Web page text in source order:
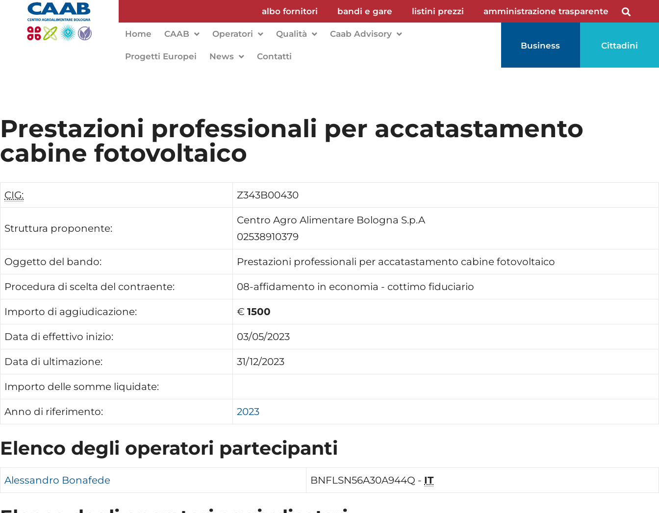
albo fornitori bandi e gare listini prezzi amministrazione trasparente
Home CAAB Operatori Qualità Caab Advisory
Progetti Europei News Contatti
Business Cittadini
Prestazioni professionali per accatastamento
cabine fotovoltaico
CIG: Z343B00430
Struttura proponente:
Centro Agro Alimentare Bologna S.p.A
02538910379
Oggetto del bando: Prestazioni professionali per accatastamento cabine fotovoltaico
Procedura di scelta del contraente: 08-affidamento in economia - cottimo fiduciario
Importo di aggiudicazione: € 1500
Data di effettivo inizio: 03/05/2023
Data di ultimazione: 31/12/2023
Importo delle somme liquidate:
Anno di riferimento: 2023
Elenco degli operatori partecipanti
Alessandro Bonafede BNFLSN56A30A944Q - IT